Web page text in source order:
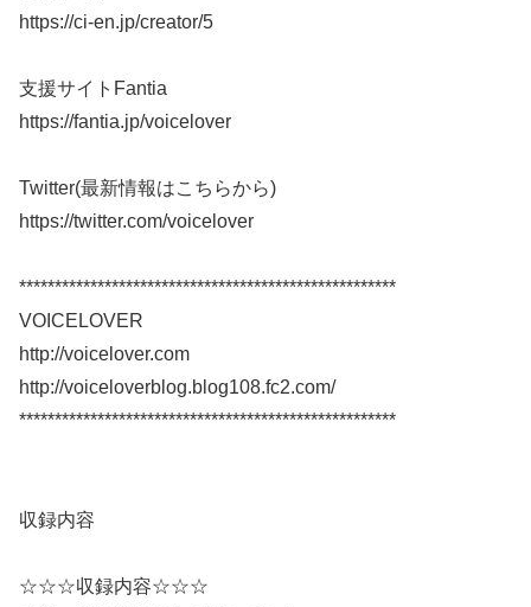
https://ci-en.jp/creator/5
支援サイトFantia
https://fantia.jp/voicelover
Twitter(最新情報はこちらから)
https://twitter.com/voicelover
*****************************************************
VOICELOVER
http://voicelover.com
http://voiceloverblog.blog108.fc2.com/
*****************************************************
収録内容
☆☆☆収録内容☆☆☆